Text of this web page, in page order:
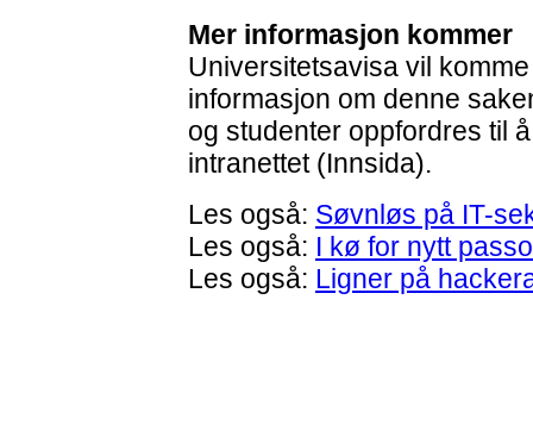
Mer informasjon kommer
Universitetsavisa vil
informasjon om denne
og studenter oppfordres til
intranettet (Innsida).
Les også: Søvnløs på IT-
Les også: I kø for nytt
Les også: Ligner på